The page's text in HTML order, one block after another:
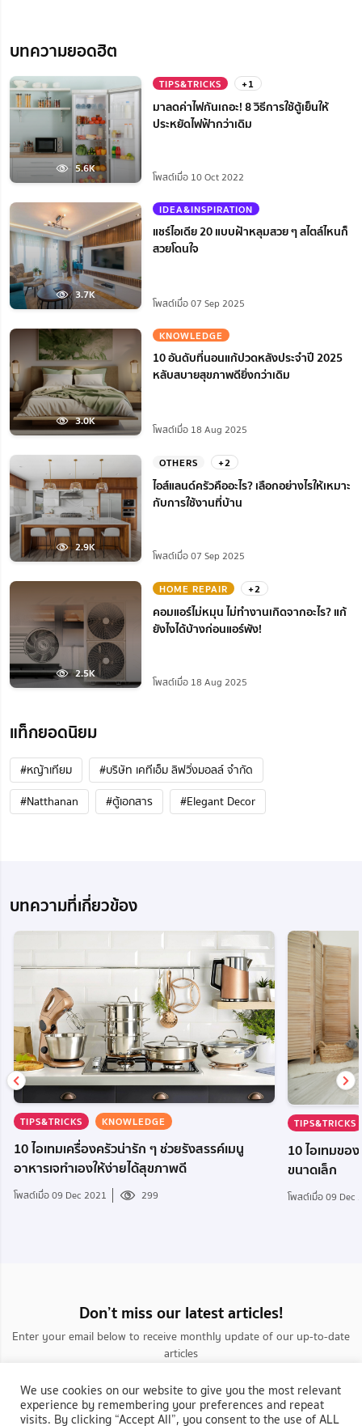
บทความยอดฮิต
5.6K
TIPS&TRICKS +1
มาลดค่าไฟกันเถอะ! 8 วิธีการใช้ตู้เย็นให้
ประหยัดไฟฟ้ากว่าเดิม
โพสต์เมื่อ 10 Oct 2022
3.7K
IDEA&INSPIRATION
แชร์ไอเดีย 20 แบบฝ้าหลุมสวย ๆ สไตล์ไหนก็
สวยโดนใจ
โพสต์เมื่อ 07 Sep 2025
3.0K
KNOWLEDGE
10 อันดับที่นอนแก้ปวดหลังประจำปี 2025
หลับสบายสุขภาพดียิ่งกว่าเดิม
โพสต์เมื่อ 18 Aug 2025
2.9K
OTHERS +2
ไอส์แลนด์ครัวคืออะไร? เลือกอย่างไรให้เหมาะ
กับการใช้งานที่บ้าน
โพสต์เมื่อ 07 Sep 2025
2.5K
HOME REPAIR +2
คอมแอร์ไม่หมุน ไม่ทํางานเกิดจากอะไร? แก้
ยังไงได้บ้างก่อนแอร์พัง!
โพสต์เมื่อ 18 Aug 2025
แท็กยอดนิยม
#หญ้าเทียม
#บริษัท เคทีเอ็ม ลิฟวิ่งมอลล์ จำกัด
#Natthanan
#ตู้เอกสาร #Elegant Decor
บทความที่เกี่ยวข้อง
TIPS&TRICKS KNOWLEDGE
10 ไอเทมเครื่องครัวน่ารัก ๆ ช่วยรังสรรค์เมนู
อาหารเจทำเองให้ง่ายได้สุขภาพดี
โพสต์เมื่อ 09 Dec 2021 299
TIPS&TRICKS
10 ไอเทมขอ
ขนาดเล็ก
โพสต์เมื่อ 09 Dec
Don’t miss our latest articles!
Enter your email below to receive monthly update of our up-to-date
articles
We use cookies on our website to give you the most relevant
experience by remembering your preferences and repeat
visits. By clicking “Accept All”, you consent to the use of ALL